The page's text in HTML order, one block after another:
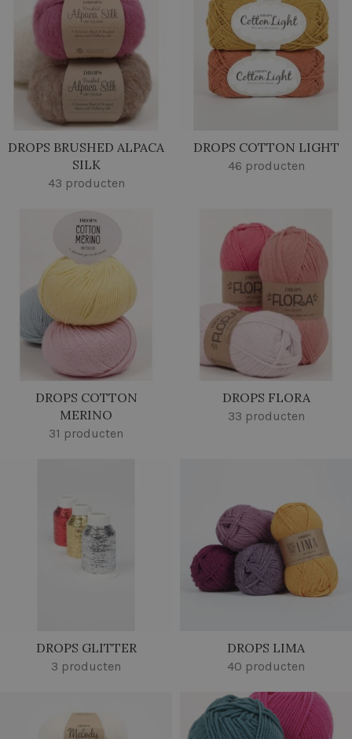
DROPS BRUSHED ALPACA
SILK
43 producten
DROPS COTTON LIGHT
46 producten
DROPS COTTON
MERINO
31 producten
DROPS FLORA
33 producten
DROPS GLITTER
3 producten
DROPS LIMA
40 producten